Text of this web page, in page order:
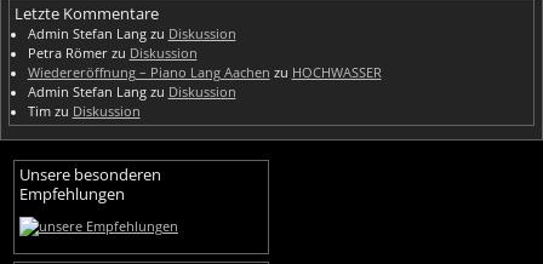
Letzte Kommentare
Admin Stefan Langzu Diskussion
Petra Römerzu Diskussion
Wiedereröffnung – Piano Lang Aachen zu HOCHWASSER
Admin Stefan Langzu Diskussion
Timzu Diskussion
Unsere besonderen
Empfehlungen